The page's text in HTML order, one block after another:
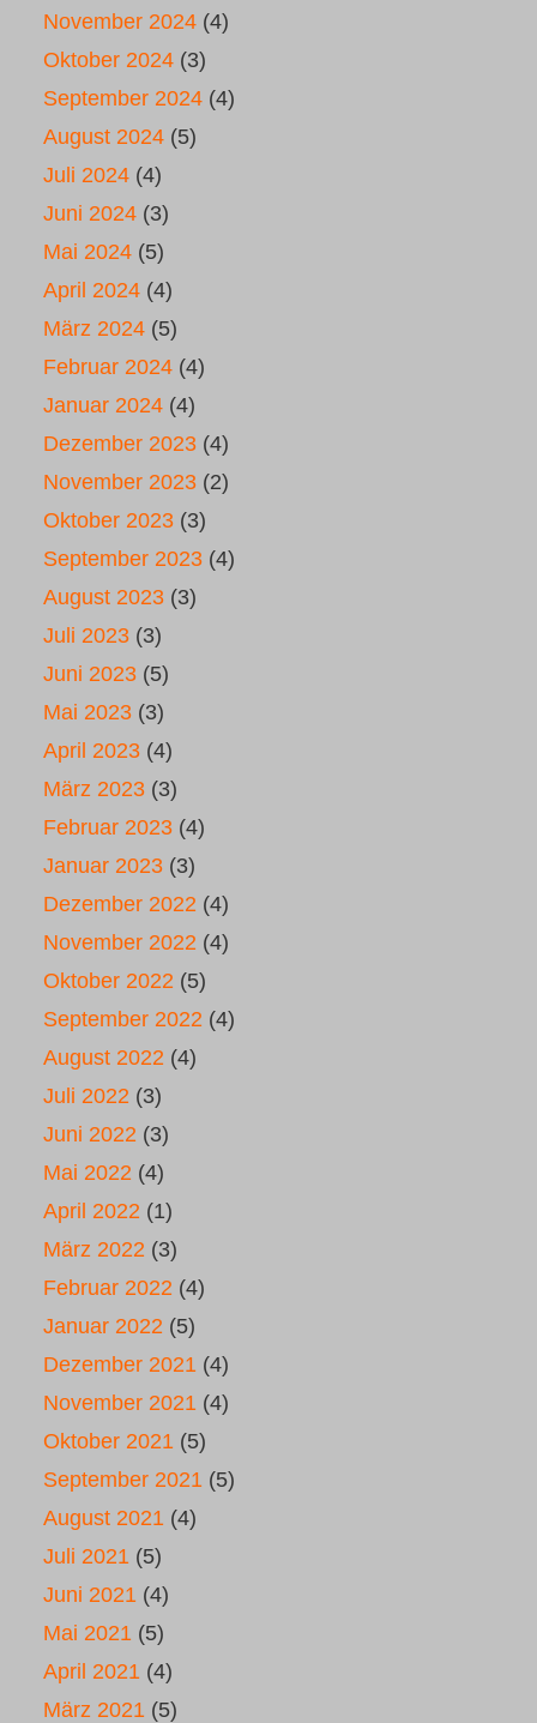
November 2024 (4)
Oktober 2024 (3)
September 2024 (4)
August 2024 (5)
Juli 2024 (4)
Juni 2024 (3)
Mai 2024 (5)
April 2024 (4)
März 2024 (5)
Februar 2024 (4)
Januar 2024 (4)
Dezember 2023 (4)
November 2023 (2)
Oktober 2023 (3)
September 2023 (4)
August 2023 (3)
Juli 2023 (3)
Juni 2023 (5)
Mai 2023 (3)
April 2023 (4)
März 2023 (3)
Februar 2023 (4)
Januar 2023 (3)
Dezember 2022 (4)
November 2022 (4)
Oktober 2022 (5)
September 2022 (4)
August 2022 (4)
Juli 2022 (3)
Juni 2022 (3)
Mai 2022 (4)
April 2022 (1)
März 2022 (3)
Februar 2022 (4)
Januar 2022 (5)
Dezember 2021 (4)
November 2021 (4)
Oktober 2021 (5)
September 2021 (5)
August 2021 (4)
Juli 2021 (5)
Juni 2021 (4)
Mai 2021 (5)
April 2021 (4)
März 2021 (5)